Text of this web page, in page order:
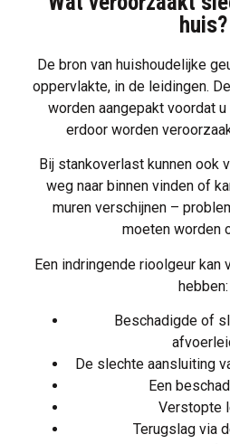
huis?
De bron van huishoudelijke
oppervlakte, in de leidingen.
worden aangepakt voordat
erdoor worden
Bij stankoverlast kunnen ook
weg naar binnen vinden of
muren verschijnen –
moeten worden
Een indringende rioolgeur kan
hebben:
Beschadigde of
De slechte aansluiting
Een
Verstopte
Terugslag via